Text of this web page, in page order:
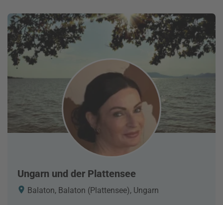
Ungarn und der Plattensee
Balaton, Balaton (Plattensee), Ungarn